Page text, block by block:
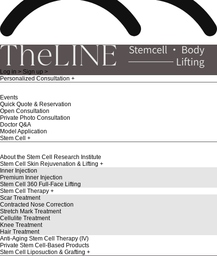
Log in > Sign up >
Personalized Consultation
Events
Quick Quote & Reservation
Open Consultation
Private Photo Consultation
Doctor Q&A
Model Application
Stem Cell
About the Stem Cell Research Institute
Stem Cell Skin Rejuvenation & Lifting
Inner Injection
Premium Inner Injection
Stem Cell 360 Full-Face Lifting
Stem Cell Therapy
Scar Treatment
Contracted Nose Correction
Stretch Mark Treatment
Cellulite Treatment
Knee Treatment
Hair Treatment
Anti-Aging Stem Cell Therapy (IV)
Private Stem Cell-Based Products
Stem Cell Liposuction & Grafting